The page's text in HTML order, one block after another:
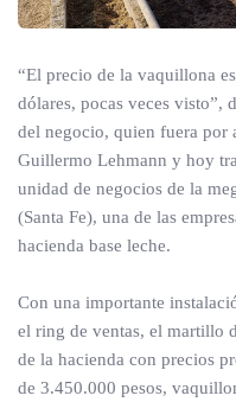
“El precio de la vaquillona
dólares, pocas veces visto”,
del negocio, quien fuera por
Guillermo Lehmann y hoy
unidad de negocios de la
(Santa Fe), una de las
hacienda base leche.
Con una importante
el ring de ventas, el martillo
de la hacienda con precios
de 3.450.000 pesos,